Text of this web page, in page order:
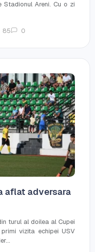
Areni. Cu o zi
85 0
aflat adversara
turul al doilea al Cupei
vizita echipei USV